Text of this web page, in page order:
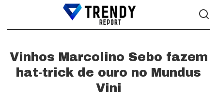
Vinhos Marcolino Sebo fazem
hat-trick de ouro no Mundus
Vini